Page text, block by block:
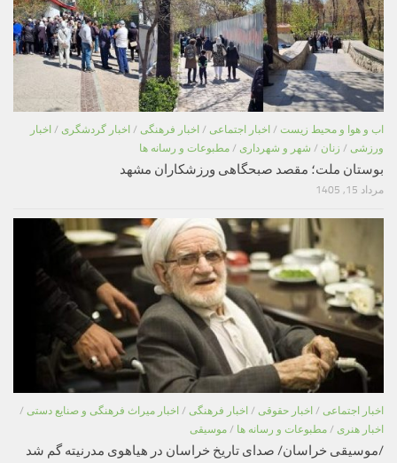
اب و هوا و محیط زیست / اخبار اجتماعی / اخبار فرهنگی / اخبار گردشگری / اخبار
ورزشی / زنان / شهر و شهرداری / مطبوعات و رسانه ها
بوستان ملت؛ مقصد صبحگاهی ورزشکاران مشهد
مرداد 15, 1405
اخبار اجتماعی / اخبار حقوقی / اخبار فرهنگی / اخبار میراث فرهنگی و صنایع دستی /
اخبار هنری / مطبوعات و رسانه ها / موسیقی
/موسیقی خراسان/ صدای تاریخ خراسان در هیاهوی مدرنیته گم شد